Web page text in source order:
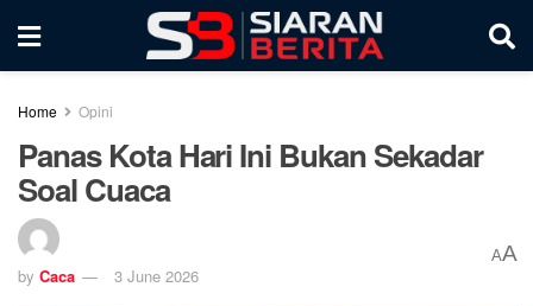
Home Opini
Panas Kota Hari Ini Bukan Sekadar
Soal Cuaca
by Caca 3 June 2026
AA